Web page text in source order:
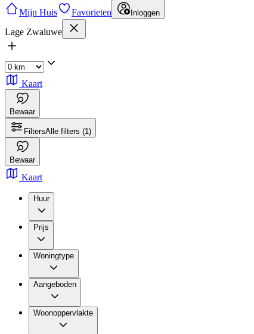
Mijn Huis Favorieten Inloggen
Lage Zwaluwe
Kaart
Bewaar
FiltersAlle filters (1)
Bewaar
Kaart
Huur
Prijs
Woningtype
Aangeboden
Woonoppervlakte